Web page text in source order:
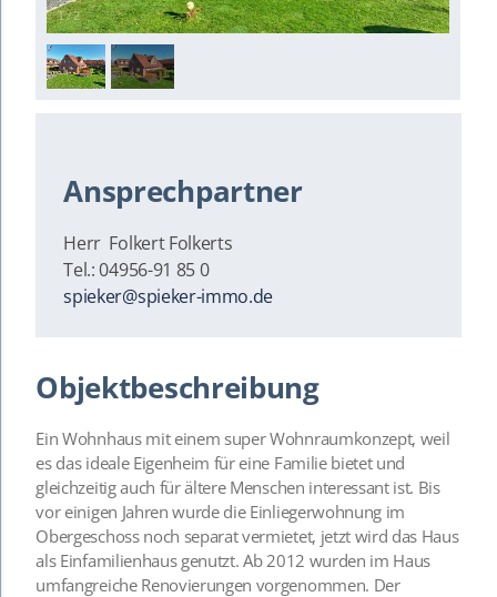
1/2
Ansprechpartner
Herr Folkert Folkerts
Tel.: 04956-91 85 0
spieker@spieker-immo.de
Objektbeschreibung
Ein Wohnhaus mit einem super Wohnraumkonzept, weil
es das ideale Eigenheim für eine Familie bietet und
gleichzeitig auch für ältere Menschen interessant ist. Bis
vor einigen Jahren wurde die Einliegerwohnung im
Obergeschoss noch separat vermietet, jetzt wird das Haus
als Einfamilienhaus genutzt. Ab 2012 wurden im Haus
umfangreiche Renovierungen vorgenommen. Der